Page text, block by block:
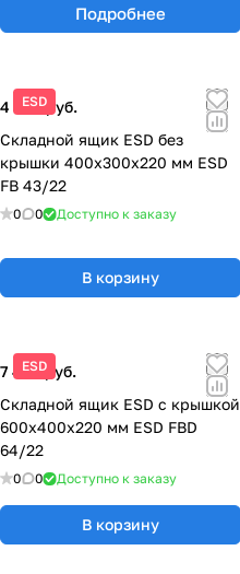
Подробнее
ESD
4 550 руб.
Складной ящик ESD без
крышки 400x300x220 мм ESD
FB 43/22
0 0 Доступно к заказу
В корзину
ESD
7 420 руб.
Складной ящик ESD с крышкой
600x400x220 мм ESD FBD
64/22
0 0 Доступно к заказу
В корзину